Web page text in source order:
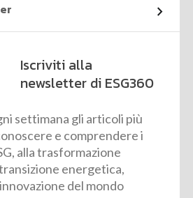
Iscriviti alla
newsletter di ESG360
settimana gli articoli più
e comprendere i
alla trasformazione
energetica,
del mondo